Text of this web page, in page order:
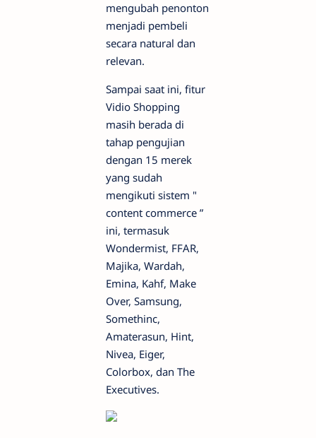
mengubah penonton
menjadi pembeli
secara natural dan
relevan.
Sampai saat ini, fitur
Vidio Shopping
masih berada di
tahap pengujian
dengan 15 merek
yang sudah
mengikuti sistem "
content commerce ”
ini, termasuk
Wondermist, FFAR,
Majika, Wardah,
Emina, Kahf, Make
Over, Samsung,
Somethinc,
Amaterasun, Hint,
Nivea, Eiger,
Colorbox, dan The
Executives.